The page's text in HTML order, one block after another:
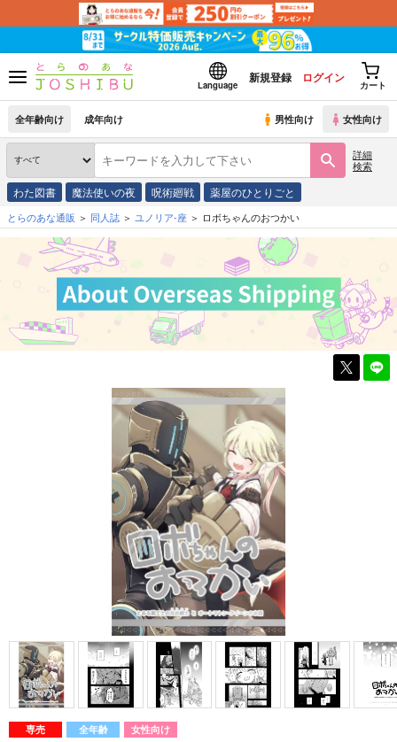
Language
新規登録 ログイン
カート
全年齢向け 成年向け 男性向け 女性向け
詳細
検索
わた図書 魔法使いの夜 呪術廻戦 薬屋のひとりごと
とらのあな通販 同人誌 ユノリア-座 ロボちゃんのおつかい
専売 全年齢 女性向け